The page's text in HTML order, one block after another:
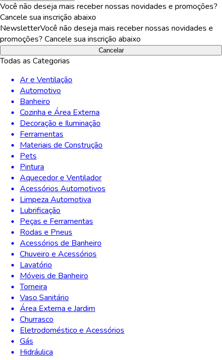
Você não deseja mais receber nossas novidades e promoções?
Cancele sua inscrição abaixo
NewsletterVocê não deseja mais receber nossas novidades e
promoções? Cancele sua inscrição abaixo
Cancelar
Todas as Categorias
Ar e Ventilação
Automotivo
Banheiro
Cozinha e Área Externa
Decoração e Iluminação
Ferramentas
Materiais de Construção
Pets
Pintura
Aquecedor e Ventilador
Acessórios Automotivos
Limpeza Automotiva
Lubrificação
Peças e Ferramentas
Rodas e Pneus
Acessórios de Banheiro
Chuveiro e Acessórios
Lavatório
Móveis de Banheiro
Torneira
Vaso Sanitário
Área Externa e Jardim
Churrasco
Eletrodoméstico e Acessórios
Gás
Hidráulica